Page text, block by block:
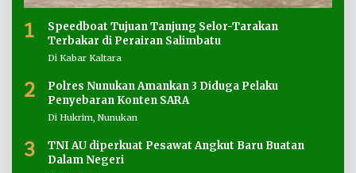
1
Speedboat Tujuan Tanjung Selor-Tarakan
Terbakar di Perairan Salimbatu
Di Kabar Kaltara
2
Polres Nunukan Amankan 3 Diduga Pelaku
Penyebaran Konten SARA
Di Hukrim, Nunukan
3
TNI AU diperkuat Pesawat Angkut Baru Buatan
Dalam Negeri